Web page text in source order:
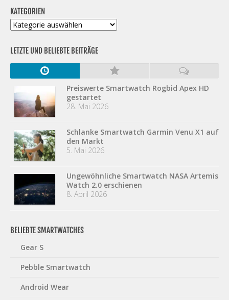
KATEGORIEN
Kategorien
LETZTE UND BELIEBTE BEITRÄGE
Preiswerte Smartwatch Rogbid Apex HD
gestartet
28. Mai 2026
Schlanke Smartwatch Garmin Venu X1 auf
den Markt
5. Mai 2026
Ungewöhnliche Smartwatch NASA Artemis
Watch 2.0 erschienen
8. April 2026
BELIEBTE SMARTWATCHES
Gear S
Pebble Smartwatch
Android Wear